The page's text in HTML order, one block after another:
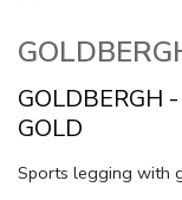
GOLDBERGH
GOLD
Sports legging with